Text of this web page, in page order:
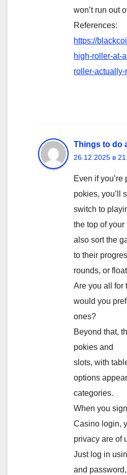
won’t run out
References:
https://
high-roller-at-
roller-
Things to do
26.12.2025 в
Even if
pokies, you’ll
switch to
the top of your
also sort the
to their
rounds, or
Are you all for
would you
ones?
Beyond that,
pokies and
slots, with
options
categories.
When you
Casino login,
privacy are of
Just log in
and